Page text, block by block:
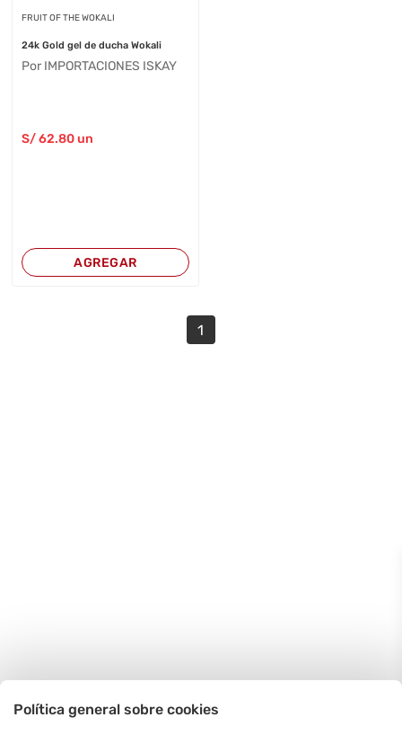
FRUIT OF THE WOKALI
24k Gold gel de ducha Wokali
Por IMPORTACIONES ISKAY
S/62.80 un
AGREGAR
1
Política general sobre cookies